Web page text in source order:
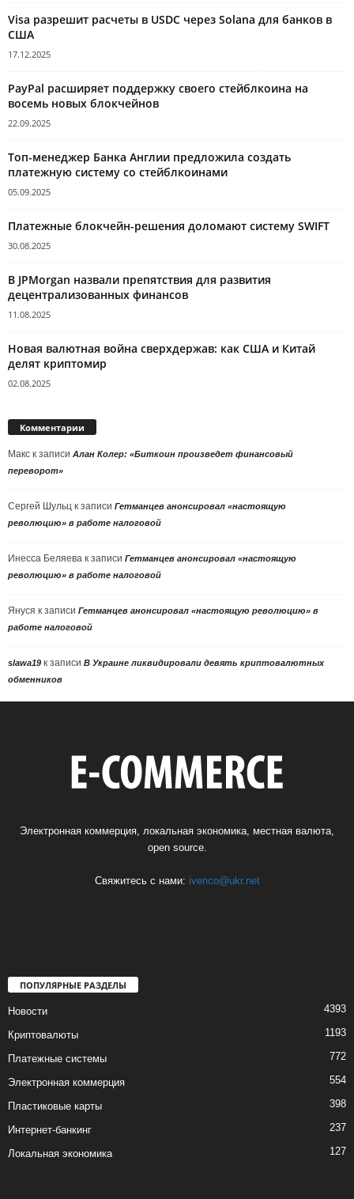
Visa разрешит расчеты в USDC через Solana для банков в
США
17.12.2025
PayPal расширяет поддержку своего стейблкоина на
восемь новых блокчейнов
22.09.2025
Топ-менеджер Банка Англии предложила создать
платежную систему со стейблкоинами
05.09.2025
Платежные блокчейн-решения доломают систему SWIFT
30.08.2025
В JPMorgan назвали препятствия для развития
децентрализованных финансов
11.08.2025
Новая валютная война сверхдержав: как США и Китай
делят криптомир
02.08.2025
Комментарии
Макс к записи Алан Колер: «Биткоин произведет финансовый
переворот»
Сергей Шульц к записи Гетманцев анонсировал «настоящую
революцию» в работе налоговой
Инесса Беляева к записи Гетманцев анонсировал «настоящую
революцию» в работе налоговой
Януся к записи Гетманцев анонсировал «настоящую революцию» в
работе налоговой
slawa19 к записи В Украине ликвидировали девять криптовалютных
обменников
Электронная коммерция, локальная экономика, местная валюта,
open source.
Свяжитесь с нами: ivenco@ukr.net
ПОПУЛЯРНЫЕ РАЗДЕЛЫ
Новости 4393
Криптовалюты 1193
Платежные системы 772
Электронная коммерция 554
Пластиковые карты 398
Интернет-банкинг 237
Локальная экономика 127